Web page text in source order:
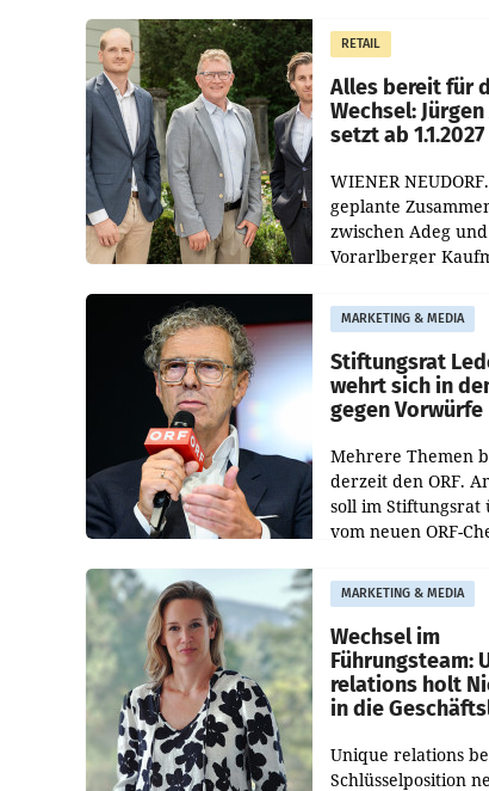
Müller die Initiative
Helden“ in allen
österreichischen
RETAIL
Alles bereit für
Wechsel:
setzt ab
WIENER
geplante
zwischen Adeg
Vorarlberger
freigegeben: Die
und der
MARKETING & MEDIA
Stiftungsrat
wehrt sich in
gegen Vorwürfe
Mehrere Themen
derzeit den ORF.
soll im Stiftungsrat
vom neuen ORF-
Besetzungen für die
Direktionen
werden.
MARKETING & MEDIA
Wechsel im
Führungsteam:
relations holt
in die
Unique relations
Schlüsselposition